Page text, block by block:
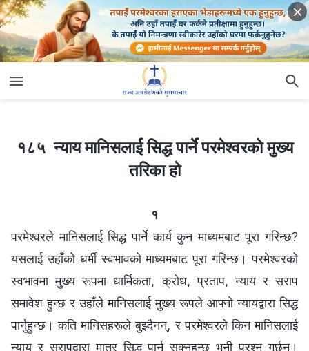
१८५ न्याय मानिसलाई सिद्ध पार्ने परमेश्‍वरको मुख्य तरिका हो
१८५ न्याय मानिसलाई सिद्ध पार्ने परमेश्‍वरको मुख्य
तरिका हो
१
परमेश्‍वरले मानिसलाई सिद्ध पार्ने कार्य कुन माध्यमबाट पूरा गरिन्छ?
यसलाई उहाँको धर्मी स्वभावको माध्यमबाट पूरा गरिन्छ। परमेश्‍वरको
स्वभावमा मुख्य रूपमा धार्मिकता, क्रोध, प्रताप, न्याय र सराप
समावेश हुन्छ र उहाँले मानिसलाई मुख्य रूपले आफ्नो न्यायद्वारा सिद्ध
पार्नुहुन्छ। कति मानिसहरूले बुझ्दैनन्, र परमेश्‍वरले किन मानिसलाई
न्याय र सरापद्वारा मात्र सिद्ध पार्न सक्‍नुहुन्छ भनी प्रश्न गर्छन्।